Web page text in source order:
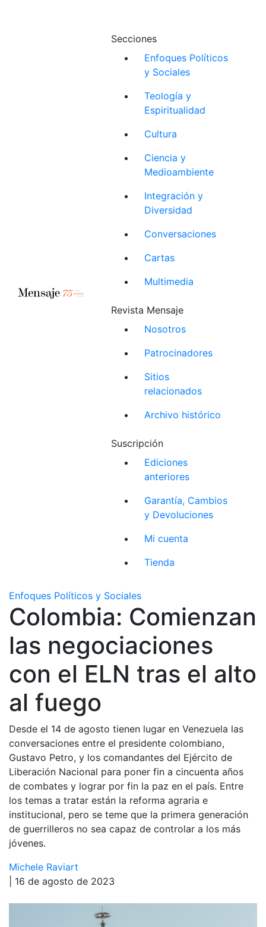
Secciones
Enfoques Políticos
y Sociales
Teología y
Espiritualidad
Cultura
Ciencia y
Medioambiente
Integración y
Diversidad
Conversaciones
Cartas
Multimedia
Revista Mensaje
Nosotros
Patrocinadores
Sitios
relacionados
Archivo histórico
Suscripción
Ediciones
anteriores
Garantía, Cambios
y Devoluciones
Mi cuenta
Tienda
Enfoques Políticos y Sociales
Colombia: Comienzan
las negociaciones
con el ELN tras el alto
al fuego
Desde el 14 de agosto tienen lugar en Venezuela las
conversaciones entre el presidente colombiano,
Gustavo Petro, y los comandantes del Ejército de
Liberación Nacional para poner fin a cincuenta años
de combates y lograr por fin la paz en el país. Entre
los temas a tratar están la reforma agraria e
institucional, pero se teme que la primera generación
de guerrilleros no sea capaz de controlar a los más
jóvenes.
Michele Raviart
| 16 de agosto de 2023